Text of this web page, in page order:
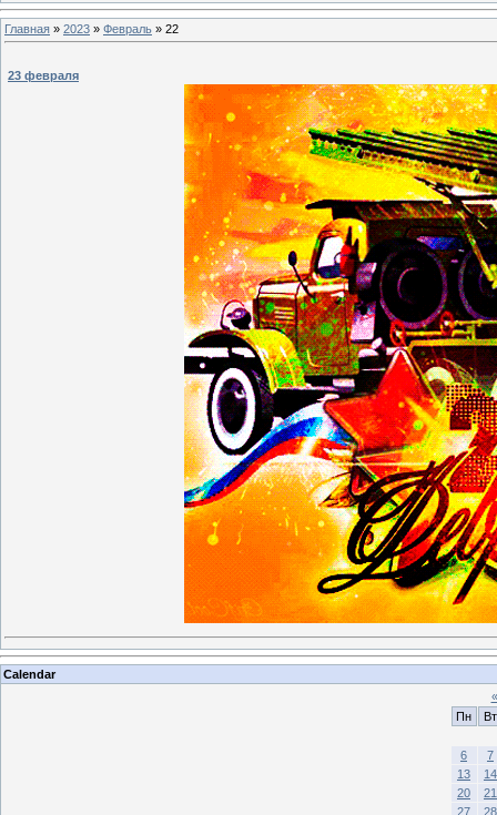
Главная » 2023 » Февраль » 22
23 февраля
Calendar
«
Пн
Вт
6
7
13
14
20
21
27
28